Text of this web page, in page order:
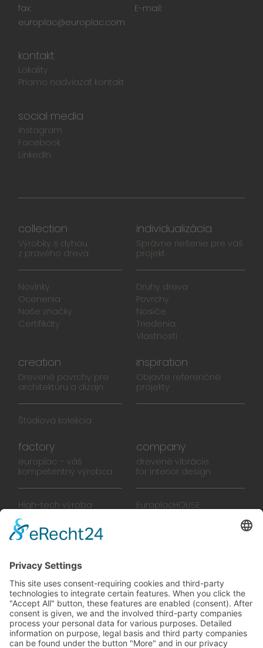
fax:
E-mail:
europlac@europlac.com
kontakt
Lokality
Priamo nadviazať kontakt
social media
Instagram
Facebook
LinkedIn
collection
Výrobky s dyhou
z pravého dreva
Novinky
Ocenenia
Naše značky
Certifikáty
individualizácia
Správne riešenie pre váš
projekt
Druhy dreva
Povrchy
Nosiče
Triedenia
Vlastnosti
creation
Drevené povrchy pre
architektúru a dizajn
Štúdiová kolekcia
inspiration
Objavte referenčné
projekty
factory
europlac – váš
kompetentný výrobca
High-tech výroba
Manufaktúra
company
drevené vibrácie
for interior design
EuroplacHOUSE
PREDAJŠKOLY
zelené vibrácie
Na ceste k budúcnosti,
ktorú sa oplatí žiť